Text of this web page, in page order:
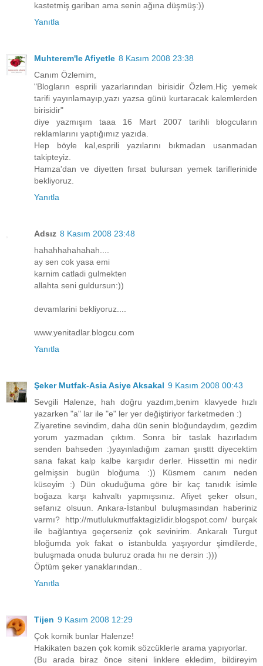
kastetmiş gariban ama senin ağına düşmüş:))
Yanıtla
Muhterem'le Afiyetle 8 Kasım 2008 23:38
Canım Özlemim,
"Blogların esprili yazarlarından birisidir Özlem.Hiç yemek
tarifi yayınlamayıp,yazı yazsa günü kurtaracak kalemlerden
birisidir"
diye yazmışım taaa 16 Mart 2007 tarihli blogcuların
reklamlarını yaptığımız yazıda.
Hep böyle kal,esprili yazılarını bıkmadan usanmadan
takipteyiz.
Hamza'dan ve diyetten fırsat bulursan yemek tariflerinide
bekliyoruz.
Yanıtla
Adsız 8 Kasım 2008 23:48
hahahhahahahah....
ay sen cok yasa emi
karnim catladi gulmekten
allahta seni guldursun:))
devamlarini bekliyoruz....
www.yenitadlar.blogcu.com
Yanıtla
Şeker Mutfak-Asia Asiye Aksakal 9 Kasım 2008 00:43
Sevgili Halenze, hah doğru yazdım,benim klavyede hızlı
yazarken "a" lar ile "e" ler yer değiştiriyor farketmeden :)
Ziyaretine sevindim, daha dün senin bloğundaydım, gezdim
yorum yazmadan çıktım. Sonra bir taslak hazırladım
senden bahseden :)yayınladığım zaman şıısttt diyecektim
sana fakat kalp kalbe karşıdır derler. Hissettin mi nedir
gelmişsin bugün bloğuma :)) Küsmem canım neden
küseyim :) Dün okuduğuma göre bir kaç tanıdık isimle
boğaza karşı kahvaltı yapmışsınız. Afiyet şeker olsun,
sefanız olsuun. Ankara-İstanbul buluşmasından haberiniz
varmı? http://mutlulukmutfaktagizlidir.blogspot.com/ burçak
ile bağlantıya geçerseniz çok sevinirim. Ankaralı Turgut
bloğumda yok fakat o istanbulda yaşıyordur şimdilerde,
buluşmada onuda buluruz orada hıı ne dersin :)))
Öptüm şeker yanaklarından..
Yanıtla
Tijen 9 Kasım 2008 12:29
Çok komik bunlar Halenze!
Hakikaten bazen çok komik sözcüklerle arama yapıyorlar.
(Bu arada biraz önce siteni linklere ekledim, bildireyim